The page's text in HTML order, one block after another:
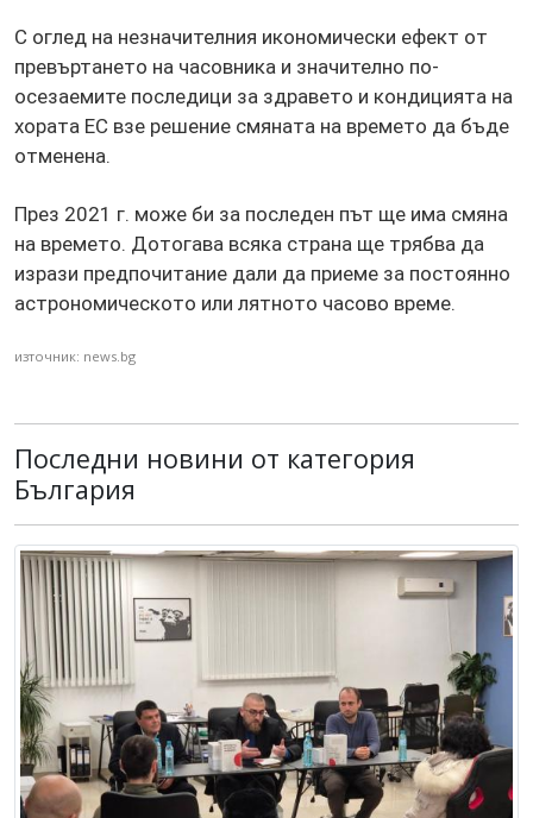
С оглед на незначителния икономически ефект от
превъртането на часовника и значително по-
осезаемите последици за здравето и кондицията на
хората ЕС взе решение смяната на времето да бъде
отменена.
През 2021 г. може би за последен път ще има смяна
на времето. Дотогава всяка страна ще трябва да
изрази предпочитание дали да приеме за постоянно
астрономическото или лятното часово време.
източник: news.bg
Последни новини от категория
България